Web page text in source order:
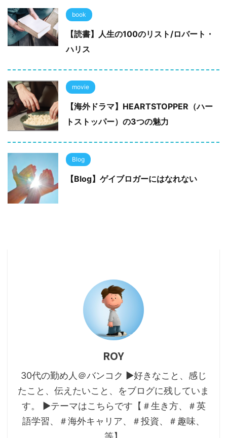
book
【読書】人生の100のリスト/ロバート・
ハリス
movie
【海外ドラマ】HEARTSTOPPER（ハー
トストッパー）の3つの魅力
Blog
【Blog】ゲイブロガーにはなれない
ROY
30代の勤め人＠バンコク ▶好きなこと、感じ
たこと、伝えたいこと、をブログに残していま
す。 ▶テーマはこちらです【＃生き方、＃英
語学習、＃海外キャリア、＃投資、＃趣味、